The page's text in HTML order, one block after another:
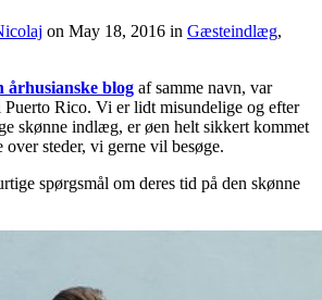
on May 18, 2016 in Gæsteindlæg,
århusianske blog af samme navn, var
Puerto Rico. Vi er lidt misundelige og efter
skønne indlæg, er øen helt sikkert kommet
over steder, vi gerne vil besøge.
spørgsmål om deres tid på den skønne